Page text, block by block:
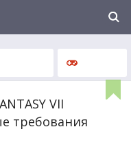
VII
требования